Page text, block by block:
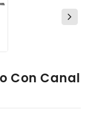
Con Canal